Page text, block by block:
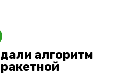
алгоритм